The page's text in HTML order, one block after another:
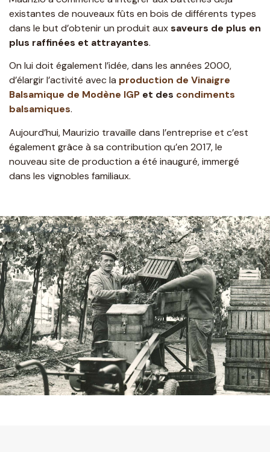
existantes de nouveaux fûts en bois de différents types
dans le but d’obtenir un produit auxsaveurs de plus en
plus raffinées et attrayantes.
On lui doit également l’idée, dans les années 2000,
d’élargir l’activité avec la production de Vinaigre
Balsamique de Modène IGP et des condiments
balsamiques.
Aujourd’hui, Maurizio travaille dans l’entreprise et c’est
également grâce à sa contribution qu’en 2017, le
nouveau site de production a été inauguré, immergé
dans les vignobles familiaux.